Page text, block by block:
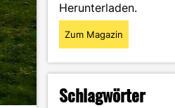
Herunterladen.
Zum Magazin
Schlagwörter